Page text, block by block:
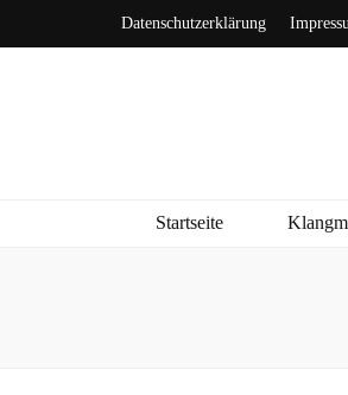
Datenschutzerklärung
Startseite